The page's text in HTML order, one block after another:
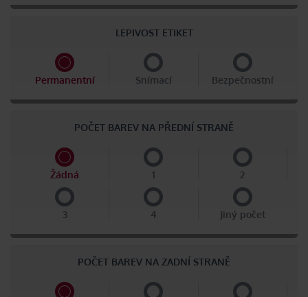
LEPIVOST ETIKET
Permanentní Snímací Bezpečnostní
POČET BAREV NA PŘEDNÍ STRANĚ
Žádná 1 2
3 4 Jiný počet
POČET BAREV NA ZADNÍ STRANĚ